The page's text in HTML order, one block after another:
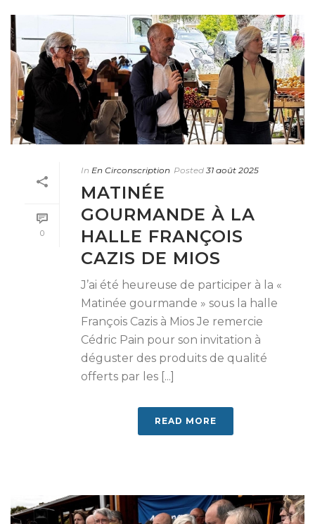
0
In En Circonscription Posted 31 août 2025
MATINÉE
GOURMANDE À LA
HALLE FRANÇOIS
CAZIS DE MIOS
J’ai été heureuse de participer à la «
Matinée gourmande » sous la halle
François Cazis à Mios Je remercie
Cédric Pain pour son invitation à
déguster des produits de qualité
offerts par les [...]
READ MORE